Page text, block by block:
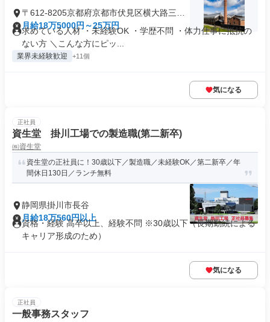
〒612-8205京都府京都市伏見区横大路三栖
大黒町
月給18万5000円～25万円
求めている人材 ・未経験OK ・学歴不問 ・体力仕事に抵抗の
ない方 ＼こんな方にピッ...
業界未経験歓迎 +11個
気になる
正社員
資生堂 掛川工場での製造職(第二新卒)
㈱資生堂
資生堂の正社員に！30歳以下／製造職／未経験OK／第二新卒／年
間休日130日／ランチ無料
静岡県掛川市長谷
月給18万560円以上
資格・経験 高卒以上、経験不問 ※30歳以下（長期勤続による
キャリア形成のため）
気になる
正社員
一般事務スタッフ